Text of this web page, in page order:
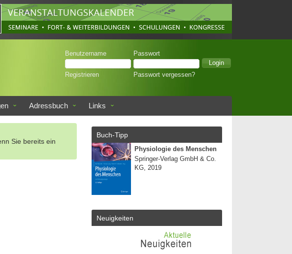
Benutzername Passwort
Registrieren Passwort vergessen?
Adressbuch Links
Sie bereits ein
Buch-Tipp
Physiologie des Menschen
Springer-Verlag GmbH & Co.
KG, 2019
Neuigkeiten